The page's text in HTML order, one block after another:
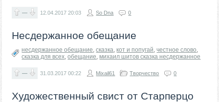
— 12.04.201720:03 So Dna 0
Несдержанное обещание
несдержанное обещание,сказка,кот и попугай,честное слово,
сказка для всех,обещание, михаил шитов сказка несдержанное
— 31.03.201700:22 Mixail61 Творчество 0
Художественный свист от Старперцо